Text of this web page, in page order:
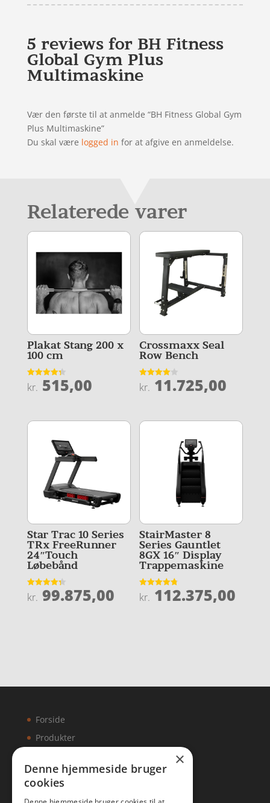
5 reviews for BH Fitness
Global Gym Plus
Multimaskine
Vær den første til at anmelde “BH Fitness Global Gym
Plus Multimaskine”
Du skal være logged in for at afgive en anmeldelse.
Relaterede varer
Plakat Stang 200 x
100 cm
Vurderet
4.3
kr. 515,00
Crossmaxx Seal
Row Bench
Vurderet
4
kr. 11.725,00
Star Trac 10 Series
TRx FreeRunner
24″Touch
Løbebånd
Vurderet
4.3
kr. 99.875,00
StairMaster 8
Series Gauntlet
8GX 16″ Display
Trappemaskine
Vurderet
4.8
kr. 112.375,00
Forside
Produkter
Artikler
×
Denne hjemmeside bruger
cookies